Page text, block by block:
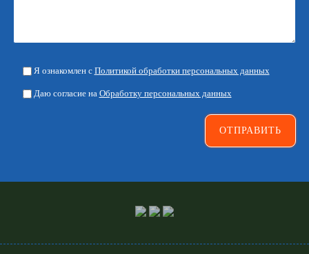
Я ознакомлен с Политикой обработки персональных данных
Даю согласие на Обработку персональных данных